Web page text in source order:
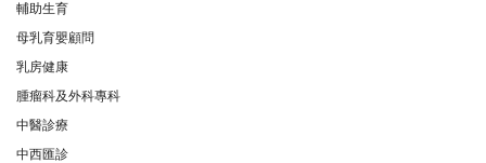
輔助生育
母乳育嬰顧問
乳房健康
腫瘤科及外科專科
中醫診療
中西匯診